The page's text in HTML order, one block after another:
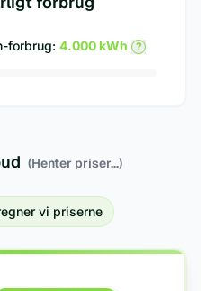
forbrug: 4.000kWh ?
(Henter priser...)
vi priserne